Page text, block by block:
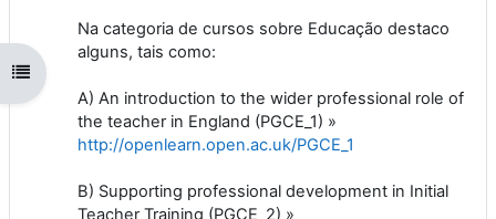
Abrir índice da disciplina
Na categoria de cursos sobre Educação destaco
alguns, tais como:
A) An introduction to the wider professional role of
the teacher in England (PGCE_1) »
http://openlearn.open.ac.uk/PGCE_1
B) Supporting professional development in Initial
Teacher Training (PGCE_2) »